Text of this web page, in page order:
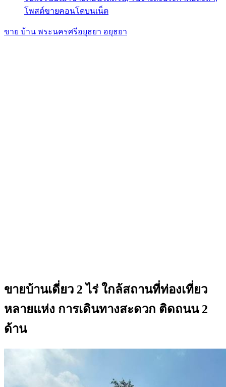
โพสต์ขายคอนโดบนเน็ต
ขาย บ้าน พระนครศรีอยุธยา อยุธยา
ขายบ้านเดี่ยว 2 ไร่ ใกล้สถานที่ท่องเที่ยว
หลายแห่ง การเดินทางสะดวก ติดถนน 2
ด้าน